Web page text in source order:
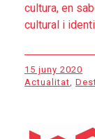
cultura, en
cultural i
15 juny 2020
Actualitat